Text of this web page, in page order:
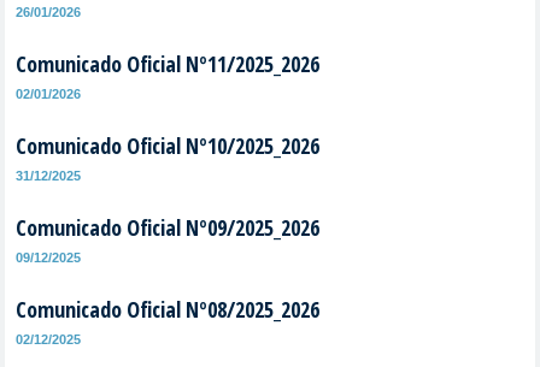
26/01/2026
Comunicado Oficial Nº11/2025_2026
02/01/2026
Comunicado Oficial Nº10/2025_2026
31/12/2025
Comunicado Oficial Nº09/2025_2026
09/12/2025
Comunicado Oficial Nº08/2025_2026
02/12/2025